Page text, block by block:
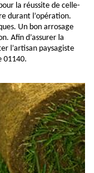
la réussite de celle-
durant l’opération.
Un bon arrosage
Afin d’assurer la
l’artisan paysagiste
01140.